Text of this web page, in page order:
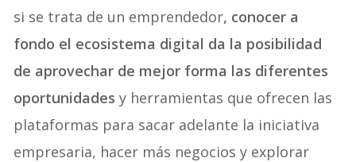
si se trata de un emprendedor, conocer a
fondo el ecosistema digital da la posibilidad
de aprovechar de mejor forma las diferentes
oportunidades y herramientas que ofrecen las
plataformas para sacar adelante la iniciativa
empresaria, hacer más negocios y explorar